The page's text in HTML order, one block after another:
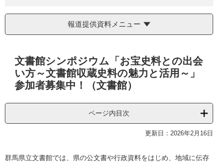
報道提供資料メニュー
文書館シンポジウム「お宝史料との出会
い方～文書館収蔵史料の魅力と活用～」
参加者募集中！（文書館）
ページ内目次
更新日：2026年2月16日
群馬県立文書館では、県の公文書や行政資料をはじめ、地域に伝存